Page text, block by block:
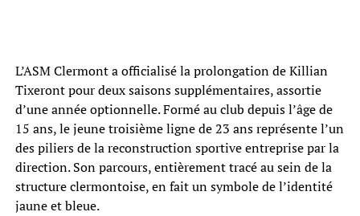
L’ASM Clermont a officialisé la prolongation de Killian
Tixeront pour deux saisons supplémentaires, assortie
d’une année optionnelle. Formé au club depuis l’âge de
15 ans, le jeune troisième ligne de 23 ans représente l’un
des piliers de la reconstruction sportive entreprise par la
direction. Son parcours, entièrement tracé au sein de la
structure clermontoise, en fait un symbole de l’identité
jaune et bleue.